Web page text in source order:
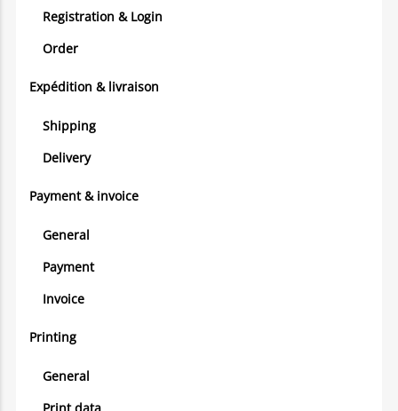
Registration & Login
Order
Expédition & livraison
Shipping
Delivery
Payment & invoice
General
Payment
Invoice
Printing
General
Print data